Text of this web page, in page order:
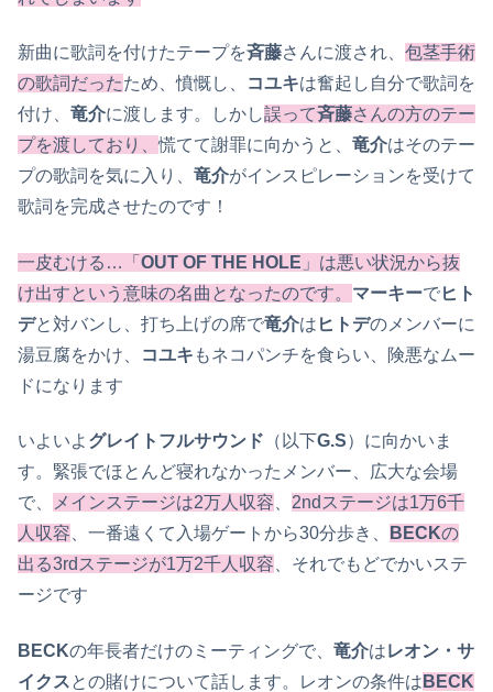
新曲に歌詞を付けたテープを斉藤さんに渡され、 包茎手術
の歌詞だったため、憤慨し、 コユキは奮起し自分で歌詞を
付け、 竜介に渡します。しかし誤って斉藤さんの方のテー
プを渡しており、慌てて謝罪に向かうと、 竜介はそのテー
プの歌詞を気に入り、 竜介がインスピレーションを受けて
歌詞を完成させたのです！
一皮むける…「 OUT OF THE HOLE 」は悪い状況から抜
け出すという意味の名曲となったのです。 マーキーでヒト
デと対バンし、打ち上げの席で竜介は ヒトデのメンバーに
湯豆腐をかけ、
コユキ もネコパンチを食らい、険悪なムー
ドになります
いよいよ グレイトフルサウンド （以下G.S）に向かいま
す。緊張でほとんど寝れなかったメンバー、広大な会場
で、
メインステージは2万人収容
2ndステージは1万6千
人収容 、一番遠くて入場ゲートから30分歩き、 BECKの
出る3rdステージが1万2千人収容 、それでもどでかいステ
ージです
BECKの年長者だけのミーティングで、 竜介はレオン・サ
イクスとの賭けについて話します。レオンの条件は BECK